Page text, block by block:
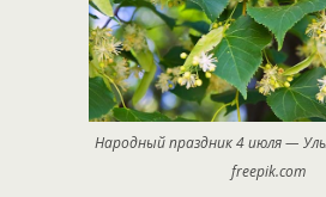
Народный праздник 4 июля —
freepik.com